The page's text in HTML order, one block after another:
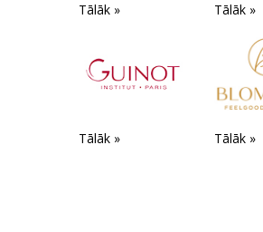
Tālāk » Tālāk »
Tālāk » Tālāk »